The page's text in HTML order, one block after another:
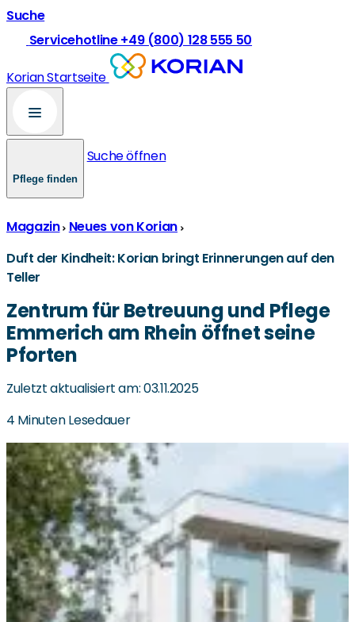
Suche
Servicehotline +49 (800) 128 555 50
Korian Startseite
Pflege finden
Suche öffnen
Magazin Neues von Korian
Duft der Kindheit: Korian bringt Erinnerungen auf den
Teller
Zentrum für Betreuung und Pflege
Emmerich am Rhein öffnet seine
Pforten
Zuletzt aktualisiert am: 03.11.2025
4 Minuten Lesedauer